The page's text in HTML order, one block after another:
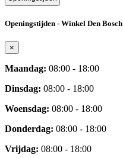
Openingstijden - Winkel Den Bosch
×
Maandag: 08:00 - 18:00
Dinsdag: 08:00 - 18:00
Woensdag: 08:00 - 18:00
Donderdag: 08:00 - 18:00
Vrijdag: 08:00 - 18:00